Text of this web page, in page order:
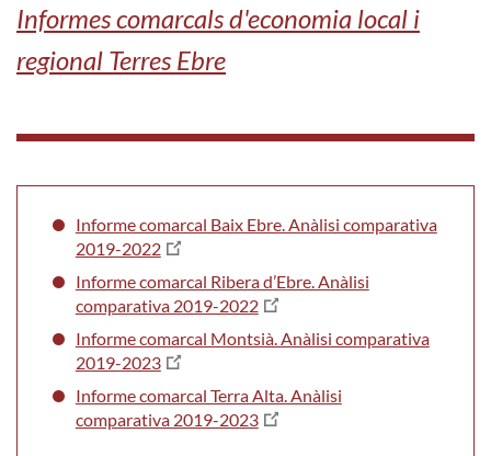
Informes comarcals d'economia local i
regional Terres Ebre
Informe comarcal Baix Ebre. Anàlisi comparativa
2019-2022
Informe comarcal Ribera d’Ebre. Anàlisi
comparativa 2019-2022
Informe comarcal Montsià. Anàlisi comparativa
2019-2023
Informe comarcal Terra Alta. Anàlisi
comparativa 2019-2023